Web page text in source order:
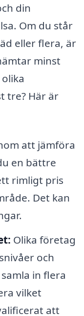
din
Om du står
eller flera, är
minst
tre? Här är
att jämföra
en bättre
rimligt pris
Det kan
Olika företag
och
in flera
vilket
att